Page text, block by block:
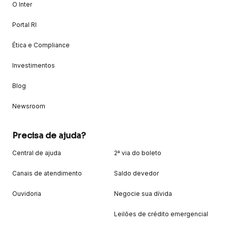
O Inter
Portal RI
Ética e Compliance
Investimentos
Blog
Newsroom
Precisa de ajuda?
Central de ajuda
Canais de atendimento
Ouvidoria
2ª via do boleto
Saldo devedor
Negocie sua dívida
Leilões de crédito emergencial